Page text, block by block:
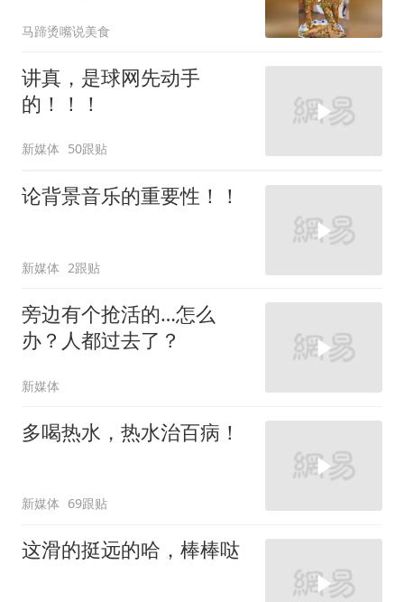
马蹄烫嘴说美食
讲真，是球网先动手
的！！！
新媒体 50跟贴
论背景音乐的重要性！！
新媒体 2跟贴
旁边有个抢活的…怎么
办？人都过去了？
新媒体
多喝热水，热水治百病！
新媒体 69跟贴
这滑的挺远的哈，棒棒哒